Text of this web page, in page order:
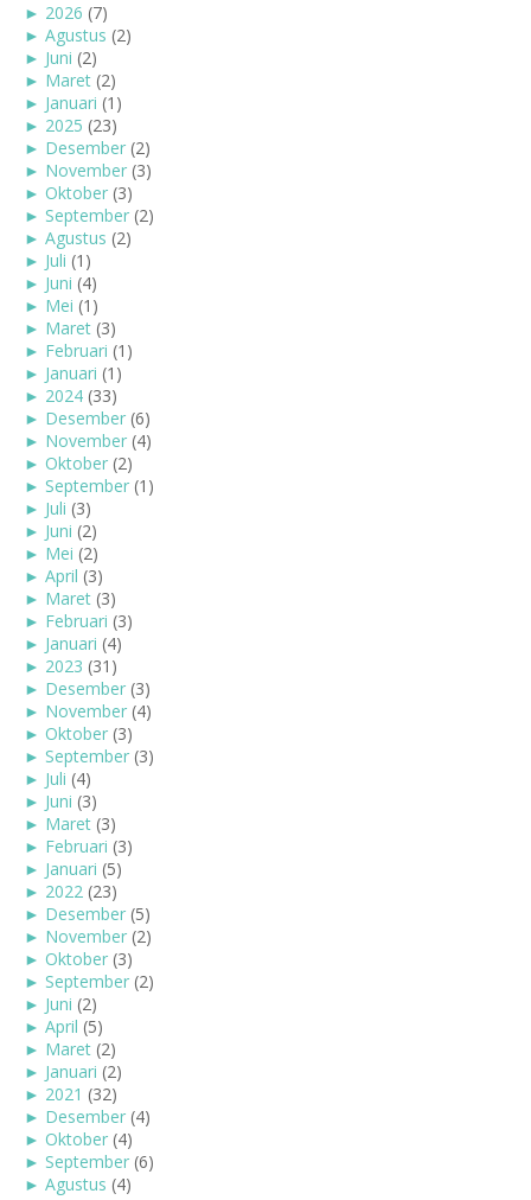
► 2026 (7)
► Agustus (2)
► Juni (2)
► Maret (2)
► Januari (1)
► 2025 (23)
► Desember (2)
► November (3)
► Oktober (3)
► September (2)
► Agustus (2)
► Juli (1)
► Juni (4)
► Mei (1)
► Maret (3)
► Februari (1)
► Januari (1)
► 2024 (33)
► Desember (6)
► November (4)
► Oktober (2)
► September (1)
► Juli (3)
► Juni (2)
► Mei (2)
► April (3)
► Maret (3)
► Februari (3)
► Januari (4)
► 2023 (31)
► Desember (3)
► November (4)
► Oktober (3)
► September (3)
► Juli (4)
► Juni (3)
► Maret (3)
► Februari (3)
► Januari (5)
► 2022 (23)
► Desember (5)
► November (2)
► Oktober (3)
► September (2)
► Juni (2)
► April (5)
► Maret (2)
► Januari (2)
► 2021 (32)
► Desember (4)
► Oktober (4)
► September (6)
► Agustus (4)